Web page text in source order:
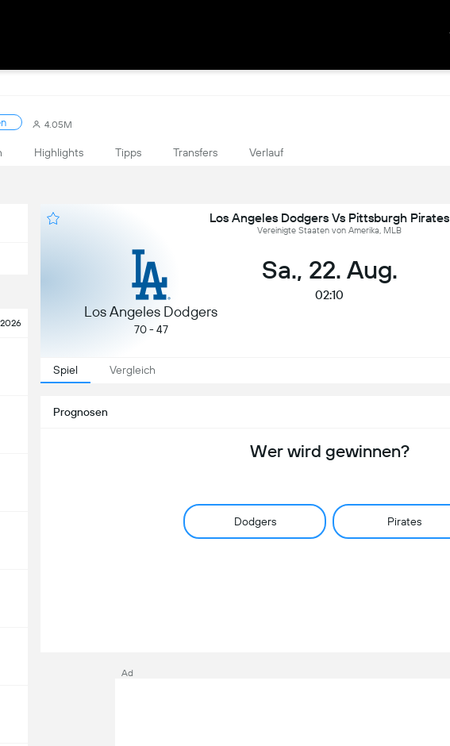
4.05M
Highlights Tipps Transfers Verlauf
Los Angeles Dodgers Vs Pittsburgh Pirates
Vereinigte Staaten von Amerika, MLB
Los Angeles Dodgers
70 - 47
Sa., 22. Aug.
02:10
Spiel Vergleich
Prognosen
Wer wird gewinnen?
Dodgers Pirates
Ad